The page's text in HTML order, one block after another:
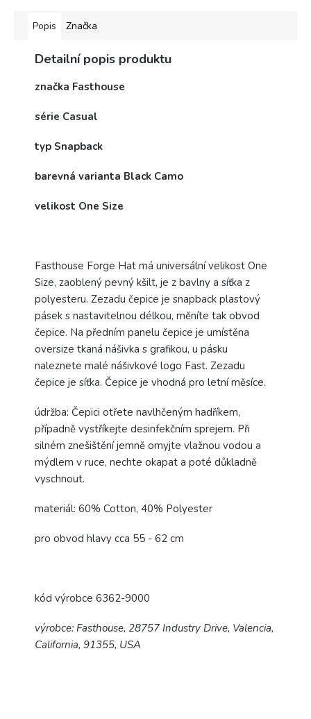
Popis Značka
Detailní popis produktu
značka Fasthouse
série Casual
typ Snapback
barevná varianta Black Camo
velikost One Size
Fasthouse Forge Hat má universální velikost One
Size, zaoblený pevný kšilt, je z bavlny a síťka z
polyesteru. Zezadu čepice je snapback plastový
pásek s nastavitelnou délkou, měníte tak obvod
čepice. Na předním panelu čepice je umístěna
oversize tkaná nášivka s grafikou, u pásku
naleznete malé nášivkové logo Fast. Zezadu
čepice je síťka. Čepice je vhodná pro letní měsíce.
údržba: Čepici otřete navlhčeným hadříkem,
případně vystříkejte desinfekčním sprejem. Při
silném znešištění jemně omyjte vlažnou vodou a
mýdlem v ruce, nechte okapat a poté důkladně
vyschnout.
materiál: 60% Cotton, 40% Polyester
pro obvod hlavy cca 55 - 62 cm
kód výrobce 6362-9000
výrobce: Fasthouse, 28757 Industry Drive, Valencia,
California, 91355, USA